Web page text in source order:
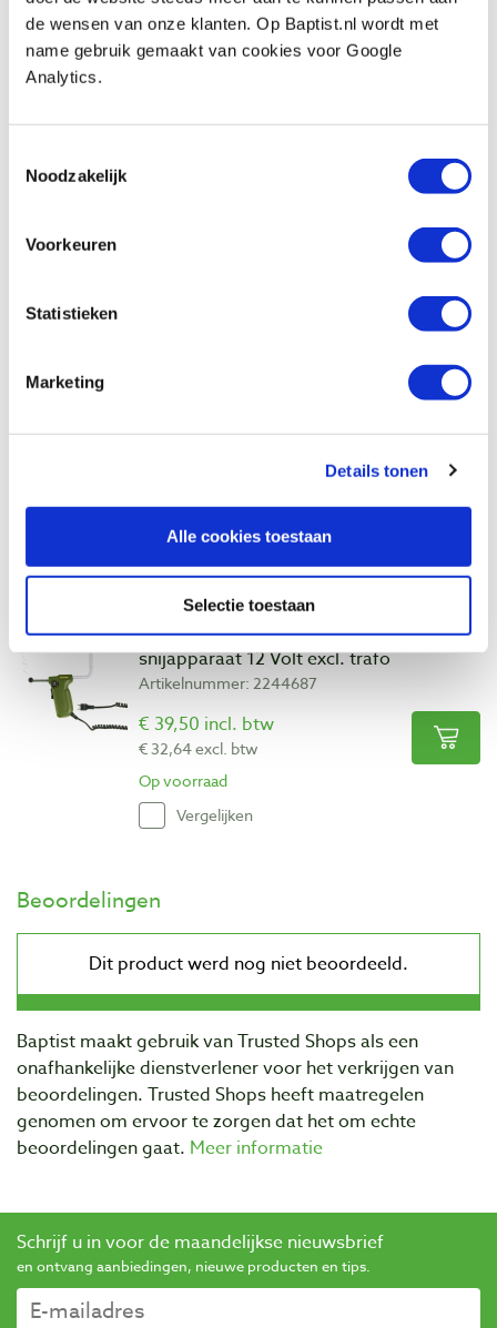
de wensen van onze klanten. Op Baptist.nl wordt met
name gebruik gemaakt van cookies voor Google
Analytics.
Noodzakelijk
Voorkeuren
Statistieken
Marketing
Details tonen
Alle cookies toestaan
Selectie toestaan
Bekijk ook
Proxxon snijdraad voor Thermocut 230/E
Artikelnummer: 704118
Op voorraad
Vergelijken
Proxxon thermocut 12/E hetedraad
snijapparaat 12 Volt excl. trafo
Artikelnummer: 2244687
€ 39,50 incl. btw
€ 32,64 excl. btw
Op voorraad
Vergelijken
Beoordelingen
Baptist maakt gebruik van Trusted Shops als een
onafhankelijke dienstverlener voor het verkrijgen van
beoordelingen. Trusted Shops heeft maatregelen
genomen om ervoor te zorgen dat het om echte
beoordelingen gaat. Meer informatie
Schrijf u in voor de maandelijkse nieuwsbrief
en ontvang aanbiedingen, nieuwe producten en tips.